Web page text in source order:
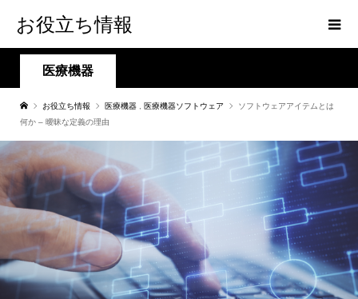
お役立ち情報
医療機器
お役立ち情報 医療機器 医療機器ソフトウェア
ソフトウェアアイテムとは
何か – 曖昧な定義の理由